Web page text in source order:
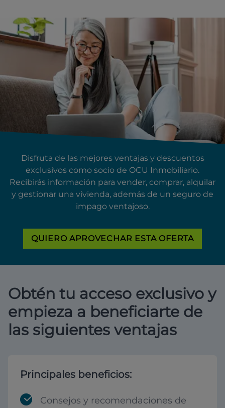
Disfruta de las mejores ventajas y descuentos
exclusivos como socio de OCU Inmobiliario.
Recibirás información para vender, comprar, alquilar
y gestionar una vivienda, además de un seguro de
impago ventajoso.
QUIERO APROVECHAR ESTA OFERTA
Obtén tu acceso exclusivo y
empieza a beneficiarte de
las siguientes ventajas
Principales beneficios:
Consejos y recomendaciones de